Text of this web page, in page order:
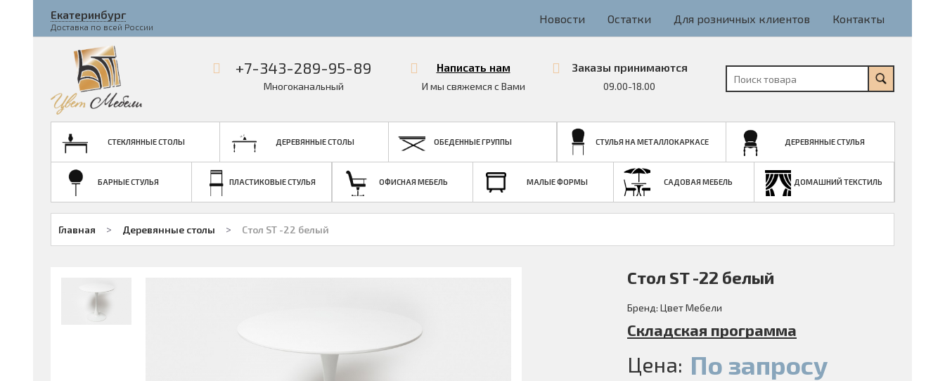
Екатеринбург
Доставка по всей России
Новости Остатки Для розничных клиентов Контакты
+7-343-289-95-89
Многоканальный
Написать нам
И мы свяжемся с Вами
Заказы принимаются
09.00-18.00
СТЕКЛЯННЫЕ СТОЛЫ ДЕРЕВЯННЫЕ СТОЛЫ ОБЕДЕННЫЕ ГРУППЫ СТУЛЬЯ НА МЕТАЛЛОКАРКАСЕ ДЕРЕВЯННЫЕ СТУЛЬЯ
БАРНЫЕ СТУЛЬЯ ПЛАСТИКОВЫЕ СТУЛЬЯ ОФИСНАЯ МЕБЕЛЬ МАЛЫЕ ФОРМЫ САДОВАЯ МЕБЕЛЬ ДОМАШНИЙ ТЕКСТИЛЬ
Главная > Деревянные столы > Стол ST -22 белый
Стол ST -22 белый
Бренд: Цвет Мебели
Складская программа
Цена: По запросу